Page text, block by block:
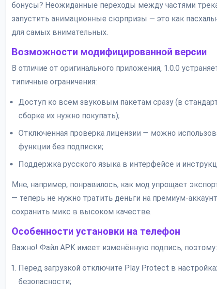
бонусы? Неожиданные переходы между частями
запустить анимационные сюрпризы — это как
для самых внимательных.
Возможности модифицированной версии
В отличие от оригинального приложения, 1.0.0
типичные ограничения:
Доступ ко всем звуковым пакетам сразу (в
сборке их нужно покупать);
Отключенная проверка лицензии — можно
функции без подписки;
Поддержка русского языка в интерфейсе и
Мне, например, понравилось, как мод упрощает
— теперь не нужно тратить деньги на премиум-
сохранить микс в высоком качестве.
Особенности установки на телефон
Важно! Файл APK имеет изменённую подпись, поэтому:
Перед загрузкой отключите Play Protect в
безопасности;